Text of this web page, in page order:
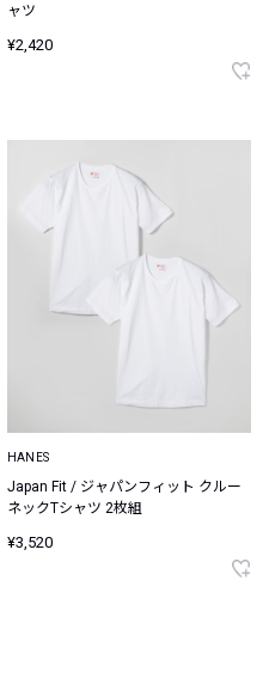
ャツ
¥2,420
HANES
Japan Fit / ジャパンフィット クルー
ネックTシャツ 2枚組
¥3,520